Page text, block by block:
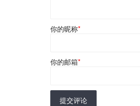
你的昵称*
你的邮箱*
提交评论